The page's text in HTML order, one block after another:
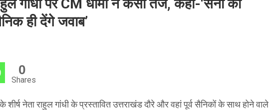
गांधी पर CM धामी ने कसा तंज, कहा-‘सेना का
ही देंगे जवाब’
0
Shares
नेता राहुल गांधी के प्रस्तावित उत्तराखंड दौरे और वहां पूर्व सैनिकों के साथ होने वाले